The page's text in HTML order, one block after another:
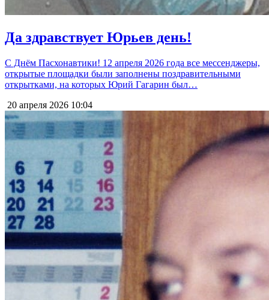
Да здравствует Юрьев день!
С Днём Пасхонавтики! 12 апреля 2026 года все мессенджеры,
открытые площадки были заполнены поздравительными
открытками, на которых Юрий Гагарин был…
20 апреля 2026 10:04